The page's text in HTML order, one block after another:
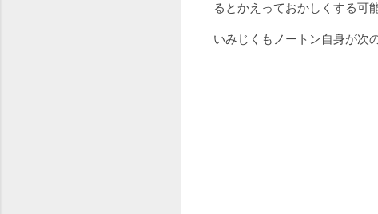
るとかえっておかしくする可
いみじくもノートン自身が次